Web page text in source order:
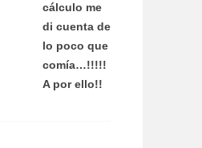
cálculo me
di cuenta de
lo poco que
comía…!!!!!
A por ello!!